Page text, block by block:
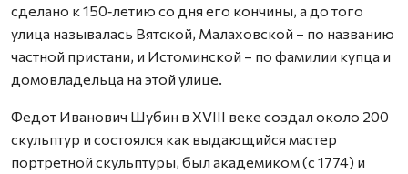
сделано к 150‑летию со дня его кончины, а до того
улица называлась Вятской, Малаховской – по названию
частной пристани, и Истоминской – по фамилии купца и
домовладельца на этой улице.
Федот Иванович Шубин в XVIII веке создал около 200
скульптур и состоялся как выдающийся мастер
портретной скульптуры, был академиком (с 1774) и